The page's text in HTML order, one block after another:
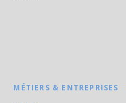
MÉTIERS & ENTREPRISES